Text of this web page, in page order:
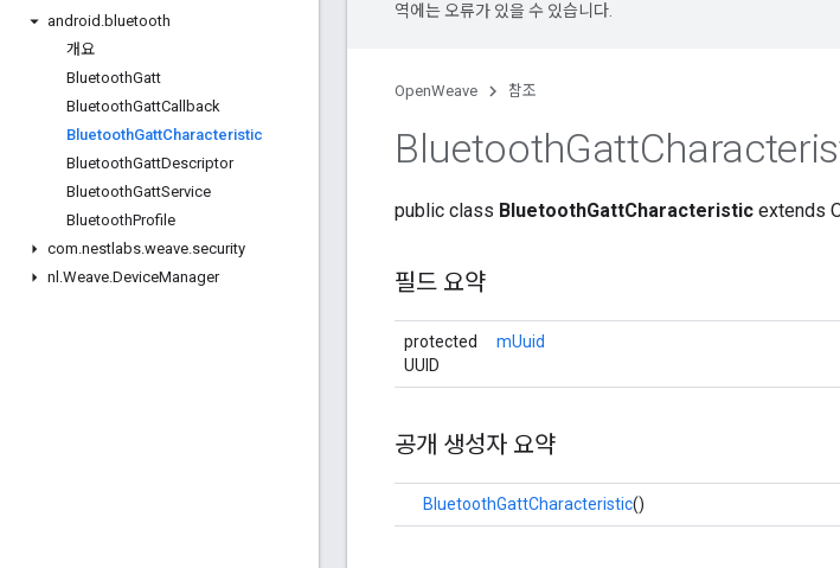
android .bluetooth
개요
BluetoothGatt
BluetoothGattCallback
BluetoothGattCharacteristic
BluetoothGattDescriptor
BluetoothGattService
BluetoothProfile
com.nestlabs.weave.security
nl .Weave.DeviceManager
역에는 오류가 있을 수 있습니다.
OpenWeave 참조
BluetoothGatt
public class BluetoothGattCharacteristic extends
필드 요약
protected
UUID
mUuid
공개 생성자 요약
BluetoothGattCharacteristic()